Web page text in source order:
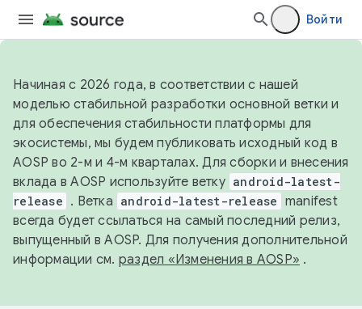
Войти
Начиная с 2026 года, в соответствии с нашей
моделью стабильной разработки основной ветки и
для обеспечения стабильности платформы для
экосистемы, мы будем публиковать исходный код в
AOSP во 2-м и 4-м кварталах. Для сборки и внесения
вклада в AOSP используйте ветку android-latest-
release . Ветка android-latest-release manifest
всегда будет ссылаться на самый последний релиз,
выпущенный в AOSP. Для получения дополнительной
информации см. раздел «Изменения в AOSP» .